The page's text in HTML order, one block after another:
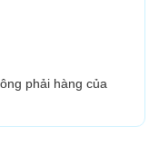
phải hàng của